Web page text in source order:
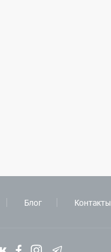
Блог Контакты